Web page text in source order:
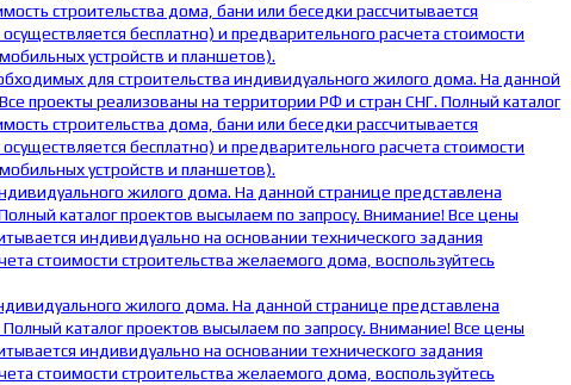
строительства дома, бани или беседки рассчитывается
бесплатно) и предварительного расчета стоимости
устройств и планшетов).
для строительства индивидуального жилого дома. На данной
проекты реализованы на территории РФ и стран СНГ. Полный каталог
строительства дома, бани или беседки рассчитывается
бесплатно) и предварительного расчета стоимости
устройств и планшетов).
жилого дома. На данной странице представлена
каталог проектов высылаем по запросу. Внимание! Все цены
индивидуально на основании технического задания
стоимости строительства желаемого дома, воспользуйтесь
жилого дома. На данной странице представлена
каталог проектов высылаем по запросу. Внимание! Все цены
индивидуально на основании технического задания
стоимости строительства желаемого дома, воспользуйтесь